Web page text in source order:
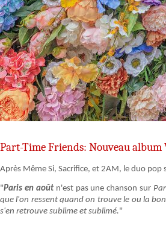
Part-Time Friends: Nouveau album
Après Même Si, Sacrifice, et 2AM, le duo pop
"Paris en aoûtn'est pas une chanson sur
que l'on ressent quand on trouve le ou la
s'en retrouve sublime et sublimé."